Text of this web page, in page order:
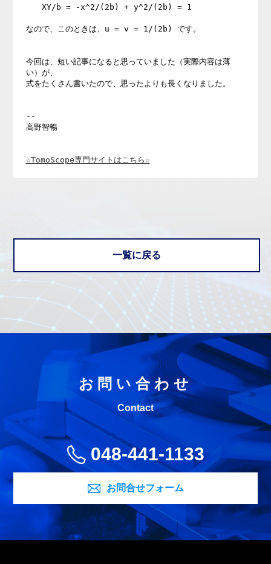
XY/b = -x^2/(2b) + y^2/(2b) = 1
なので、このときは、u = v = 1/(2b) です。
今回は、短い記事になると思っていました（実際内容は薄
い）が、
式をたくさん書いたので、思ったよりも長くなりました。
--
高野智暢
☆TomoScope専門サイトはこちら☆
一覧に戻る
お問い合わせ
Contact
048-441-1133
お問合せフォーム